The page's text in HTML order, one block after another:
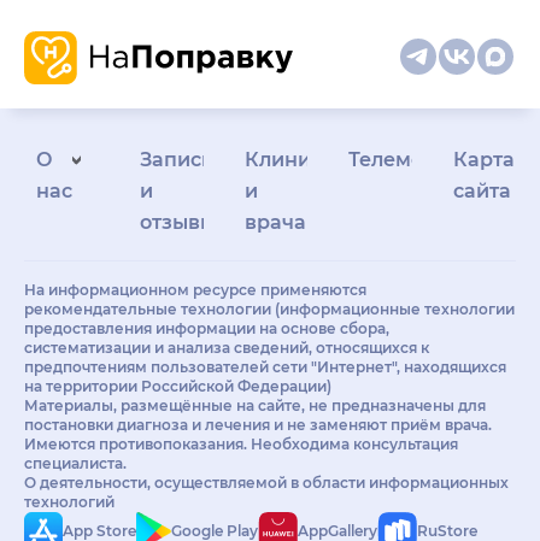
О
нас
Запись
и
отзывы
Клиникам
и
врачам
Телемедицина
Карта
сайта
На информационном ресурсе применяются
рекомендательные технологии (информационные технологии
предоставления информации на основе сбора,
систематизации и анализа сведений, относящихся к
предпочтениям пользователей сети "Интернет", находящихся
на территории Российской Федерации)
Материалы, размещённые на сайте, не предназначены для
постановки диагноза и лечения и не заменяют приём врача.
Имеются противопоказания. Необходима консультация
специалиста.
О деятельности, осуществляемой в области информационных
технологий
App Store
Google Play AppGallery RuStore